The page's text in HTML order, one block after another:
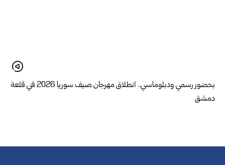
بحضور رسمي ودبلوماسي.. انطلاق مهرجان صيف سوريا 2026 في قلعة
دمشق